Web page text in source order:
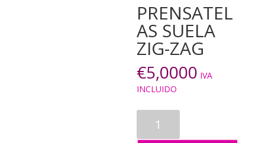
PRENSATEL
AS SUELA
ZIG-ZAG
€5,0000 IVA
INCLUIDO
SUELA